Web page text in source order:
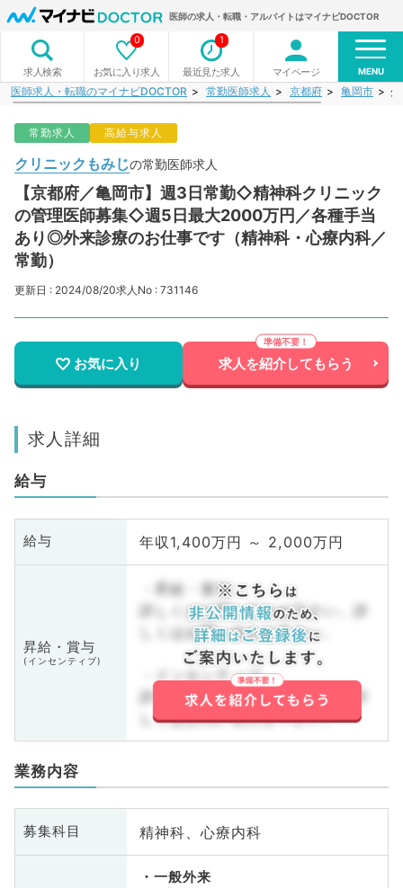
医師の求人・転職・アルバイトはマイナビDOCTOR
求人検索 お気に入り求人
0
最近見た求人
1
マイページ MENU
医師求人・転職のマイナビDOCTOR 常勤医師求人 京都府 亀岡市
常勤求人 高給与求人
クリニックもみじの常勤医師求人
【京都府／亀岡市】週3日常勤◇精神科クリニック
の管理医師募集◇週5日最大2000万円／各種手当
あり◎外来診療のお仕事です（精神科・心療内科／
常勤）
更新日 : 2024/08/20求人No : 731146
お気に入り 求人を紹介してもらう
求人詳細
給与
給与 年収1,400万円 ～ 2,000万円
昇給・賞与
(インセンティブ)
・昇給・賞与
詳しくはお問い合わせ下さい。詳
しくはお問い合わせ下さい。
・インセンティブ
詳しくはお問い合わせ下さい。詳
しくはお問い合わせ下さい。
業務内容
募集科目 精神科、心療内科
一般外来